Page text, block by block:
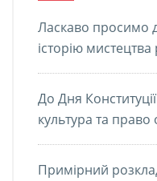
Ласкаво просимо
історію
До Дня
культура та
Примірний